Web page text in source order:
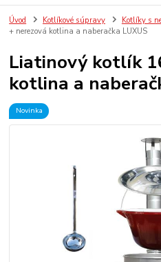
Úvod Kotlíkové súpravy Kotlíky s
+ nerezová kotlina a naberačka LUXUS
Liatinový kotlík
kotlina a
Novinka